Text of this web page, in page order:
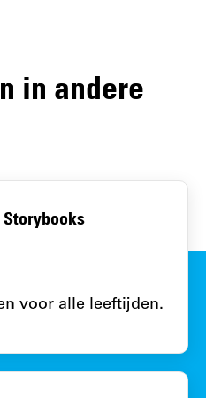
in andere
voor alle leeftijden.